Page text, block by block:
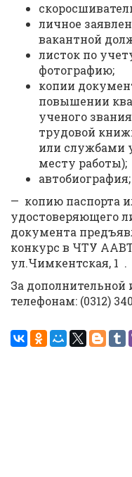
личное
вакантной
листок по
фотографию;
копии
повышении
ученого
трудовой
или службами
месту работы);
автобиография;
— копию паспорта
удостоверяющего
документа
конкурс в ЧТУ
ул.Чимкентская, 1 .
За
телефонам: (0312)